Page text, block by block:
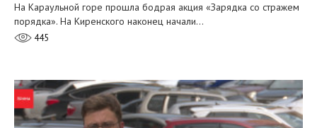
На Караульной горе прошла бодрая акция «Зарядка со стражем
порядка». На Киренского наконец начали…
445